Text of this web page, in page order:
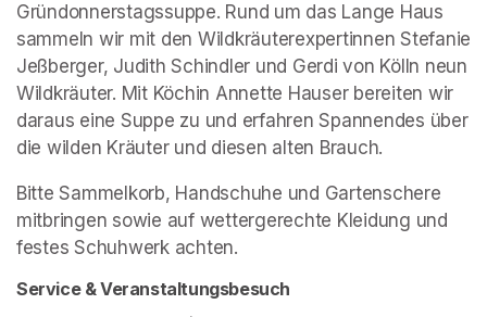
Gründonnerstagssuppe. Rund um das Lange Haus
sammeln wir mit den Wildkräuterexpertinnen Stefanie
Jeßberger, Judith Schindler und Gerdi von Kölln neun
Wildkräuter. Mit Köchin Annette Hauser bereiten wir
daraus eine Suppe zu und erfahren Spannendes über
die wilden Kräuter und diesen alten Brauch.
Bitte Sammelkorb, Handschuhe und Gartenschere
mitbringen sowie auf wettergerechte Kleidung und
festes Schuhwerk achten.
Service & Veranstaltungsbesuch